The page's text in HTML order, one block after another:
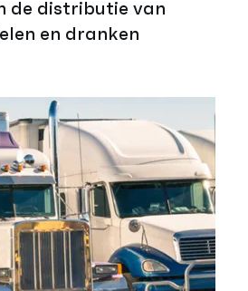
de distributie van
en dranken